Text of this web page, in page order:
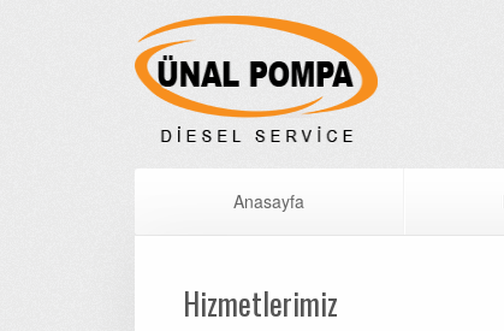
Anasayfa
Hizmetlerimiz